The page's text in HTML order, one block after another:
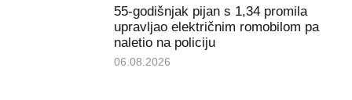
55-godišnjak pijan s 1,34 promila
upravljao električnim romobilom pa
naletio na policiju
06.08.2026